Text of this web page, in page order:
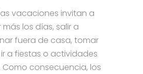
vacaciones invitan a
los días, salir a
fuera de casa, tomar
a fiestas o actividades
Como consecuencia, los